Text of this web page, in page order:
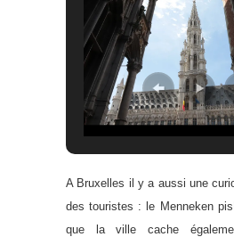
A Bruxelles il y a aussi une
des touristes : le Menneken
que la ville cache